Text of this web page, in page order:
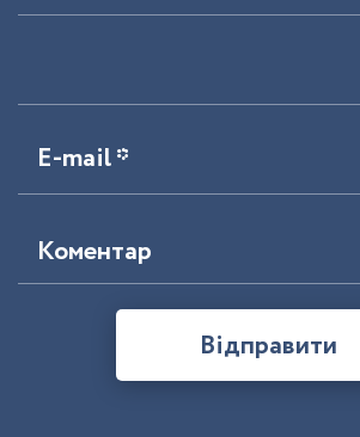
E-mail *
Коментар
Відправити